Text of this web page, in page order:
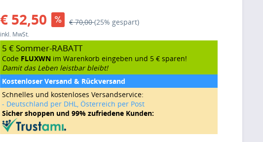
€ 52,50
€ 70,00(25% gespart)
inkl. MwSt.
5 € Sommer-RABATT
Code FLUXWN im Warenkorb eingeben und 5 € sparen!
Damit das Leben leistbar bleibt!
Kostenloser Versand & Rückversand
Schnelles und kostenloses Versandservice:
- Deutschland per DHL, Österreich per Post
Sicher shoppen und 99% zufriedene Kunden: